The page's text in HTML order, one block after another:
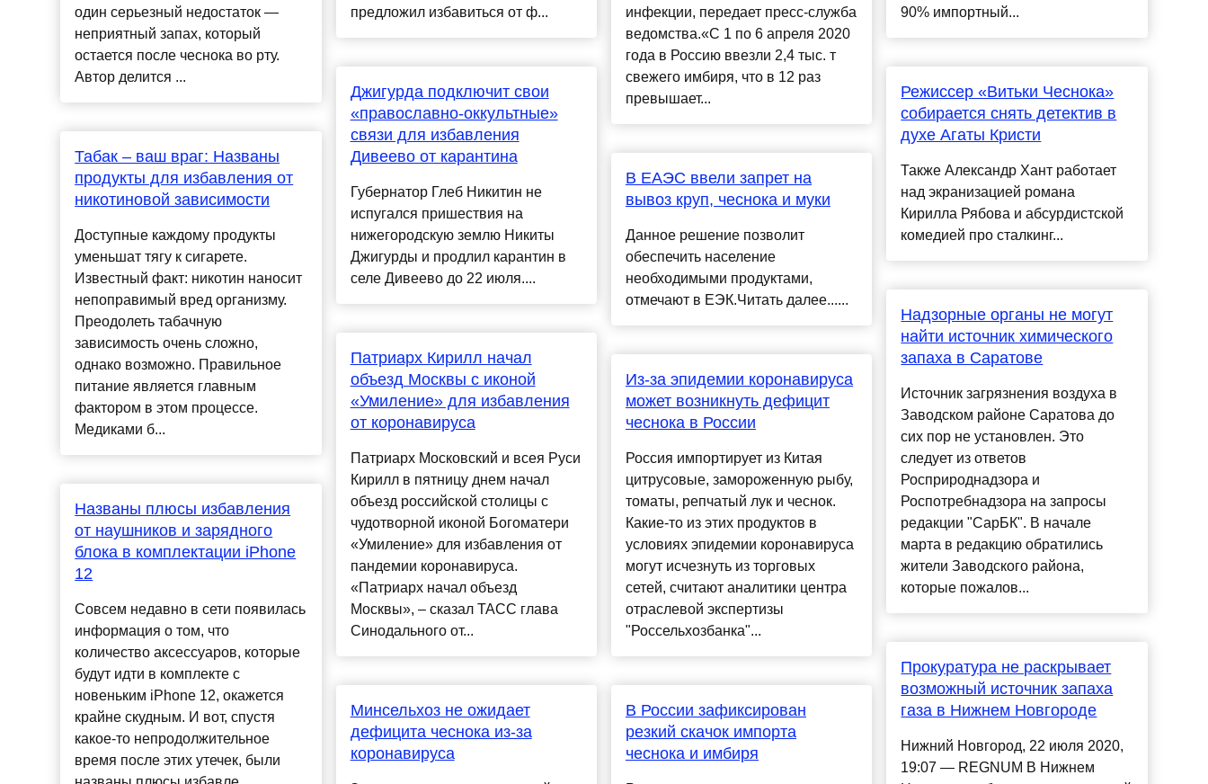
один серьезный недостаток —
неприятный запах, который
остается после чеснока во рту.
Автор делится ...
Табак – ваш враг: Названы
продукты для избавления от
никотиновой зависимости
Доступные каждому продукты
уменьшат тягу к сигарете.
Известный факт: никотин наносит
непоправимый вред организму.
Преодолеть табачную
зависимость очень сложно,
однако возможно. Правильное
питание является главным
фактором в этом процессе.
Медиками б...
Названы плюсы избавления
от наушников и зарядного
блока в комплектации iPhone
12
Совсем недавно в сети появилась
информация о том, что
количество аксессуаров, которые
будут идти в комплекте с
новеньким iPhone 12, окажется
крайне скудным. И вот, спустя
какое-то непродолжительное
время после этих утечек, были
предложил избавиться от ф...
Джигурда подключит свои
«православно-оккультные»
связи для избавления
Дивеево от карантина
Губернатор Глеб Никитин не
испугался пришествия на
нижегородскую землю Никиты
Джигурды и продлил карантин в
селе Дивеево до 22 июля....
Патриарх Кирилл начал
объезд Москвы с иконой
«Умиление» для избавления
от коронавируса
Патриарх Московский и всея Руси
Кирилл в пятницу днем начал
объезд российской столицы с
чудотворной иконой Богоматери
«Умиление» для избавления от
пандемии коронавируса.
«Патриарх начал объезд
Москвы», – сказал ТАСС глава
Синодального от...
Минсельхоз не ожидает
дефицита чеснока из-за
коронавируса
инфекции, передает пресс-служба
ведомства.«С 1 по 6 апреля 2020
года в Россию ввезли 2,4 тыс. т
свежего имбиря, что в 12 раз
превышает...
В ЕАЭС ввели запрет на
вывоз круп, чеснока и муки
Данное решение позволит
обеспечить население
необходимыми продуктами,
отмечают в ЕЭК.Читать далее......
Из-за эпидемии коронавируса
может возникнуть дефицит
чеснока в России
Россия импортирует из Китая
цитрусовые, замороженную рыбу,
томаты, репчатый лук и чеснок.
Какие-то из этих продуктов в
условиях эпидемии коронавируса
могут исчезнуть из торговых
сетей, считают аналитики центра
отраслевой экспертизы
"Россельхозбанка"...
В России зафиксирован
резкий скачок импорта
чеснока и имбиря
90% импортный...
Режиссер «Витьки Чеснока»
собирается снять детектив в
духе Агаты Кристи
Также Александр Хант работает
над экранизацией романа
Кирилла Рябова и абсурдистской
комедией про сталкинг...
Надзорные органы не могут
найти источник химического
запаха в Саратове
Источник загрязнения воздуха в
Заводском районе Саратова до
сих пор не установлен. Это
следует из ответов
Росприроднадзора и
Роспотребнадзора на запросы
редакции "СарБК". В начале
марта в редакцию обратились
жители Заводского района,
которые пожалов...
Прокуратура не раскрывает
возможный источник запаха
газа в Нижнем Новгороде
Нижний Новгород, 22 июля 2020,
19:07 — REGNUM В Нижнем